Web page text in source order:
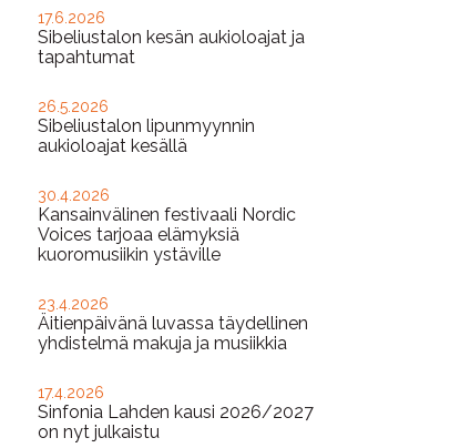
17.6.2026
Sibeliustalon kesän aukioloajat ja
tapahtumat
26.5.2026
Sibeliustalon lipunmyynnin
aukioloajat kesällä
30.4.2026
Kansainvälinen festivaali Nordic
Voices tarjoaa elämyksiä
kuoromusiikin ystäville
23.4.2026
Äitienpäivänä luvassa täydellinen
yhdistelmä makuja ja musiikkia
17.4.2026
Sinfonia Lahden kausi 2026/2027
on nyt julkaistu